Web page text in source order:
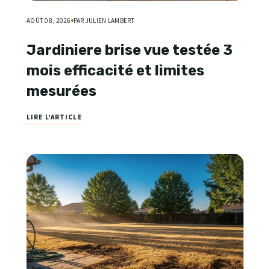
AOÛT 08, 2026 PAR JULIEN LAMBERT
Jardiniere brise vue testée 3
mois efficacité et limites
mesurées
LIRE L'ARTICLE